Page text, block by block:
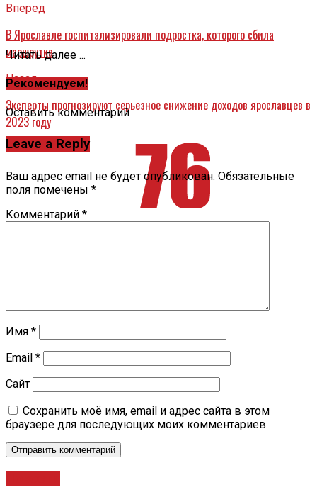
Вперед
В Ярославле госпитализировали подростка, которого сбила
маршрутка
Назад
Эксперты прогнозируют серьезное снижение доходов ярославцев в
2023 году
Читать далее ...
Рекомендуем!
Оставить комментарий
Leave a Reply
Ваш адрес email не будет опубликован. Обязательные
поля помечены *
Комментарий *
Имя *
Email *
Сайт
Сохранить моё имя, email и адрес сайта в этом
браузере для последующих моих комментариев.